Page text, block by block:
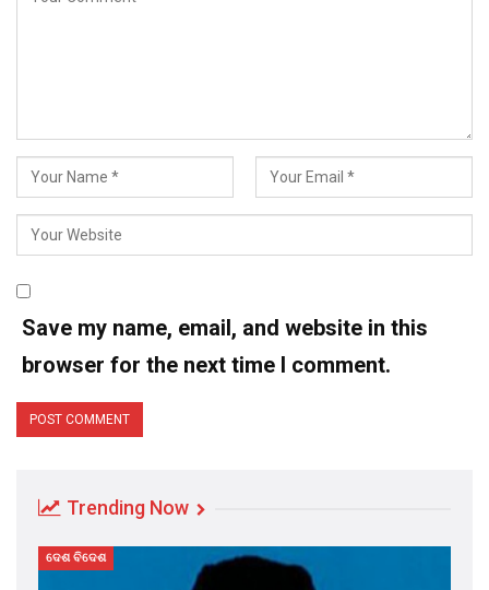
Save my name, email, and website in this
browser for the next time I comment.
Trending Now
ଦେଶ ବିଦେଶ